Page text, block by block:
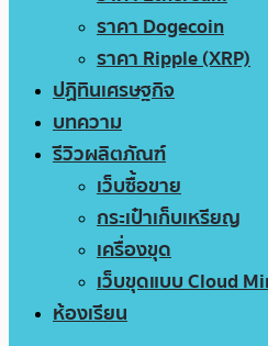
ราคา Dogecoin
ราคา Ripple (XRP)
ปฏิทินเศรษฐกิจ
บทความ
รีวิวผลิตภัณฑ์
เว็บซื้อขาย
กระเป๋าเก็บเหรียญ
เครื่องขุด
เว็บขุดแบบ Cloud
ห้องเรียน